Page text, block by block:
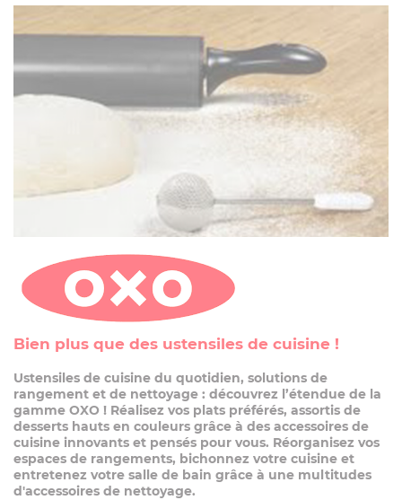
EN SAVOIR PLUS
PÂTISSERIE
EN SAVOIR PLUS
Bien plus que des ustensiles de cuisine !
Ustensiles de cuisine du quotidien, solutions de
rangement et de nettoyage : découvrez l’étendue de la
gamme OXO ! Réalisez vos plats préférés, assortis de
desserts hauts en couleurs grâce à des accessoires de
cuisine innovants et pensés pour vous. Réorganisez vos
espaces de rangements, bichonnez votre cuisine et
entretenez votre salle de bain grâce à une multitudes
d'accessoires de nettoyage.